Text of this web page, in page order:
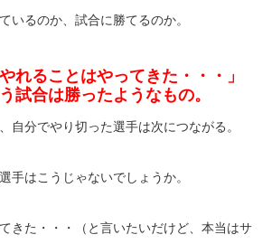
いるのか、試合に勝てるのか。
れることはやってきた・・・」
試合は勝ったようなもの。
自分でやり切った選手は次につながる。
手はこうじゃないでしょうか。
きた・・・（と言いたいだけど、本当はサ